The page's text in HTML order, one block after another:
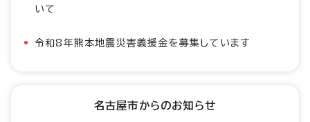
いて
令和8年熊本地震災害義援金を募集しています
名古屋市からのお知らせ